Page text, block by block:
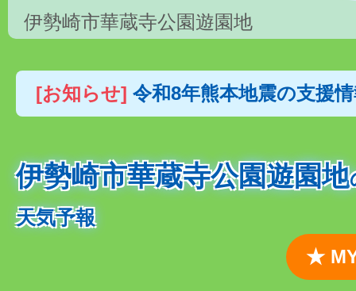
伊勢崎市華蔵寺公園遊園地
[お知らせ] 令和8年熊本地震の支援
伊勢崎市華蔵寺公園遊園地
天気予報
★